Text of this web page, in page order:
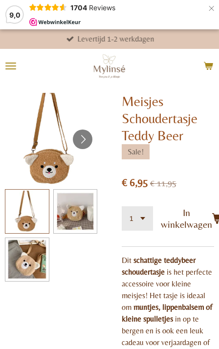
9,0
1704 Reviews ×
Levertijd 1-2 werkdagen
Meisjes
Schoudertasje
Teddy Beer
Sale!
€ 6,95 € 11,95
In
winkelwagen
Dit schattige teddybeer
schoudertasje is het perfecte
accessoire voor kleine
meisjes! Het tasje is ideaal
om muntjes, lippenbalsem of
kleine spulletjes in op te
bergen en is ook een leuk
cadeau voor verjaardagen of